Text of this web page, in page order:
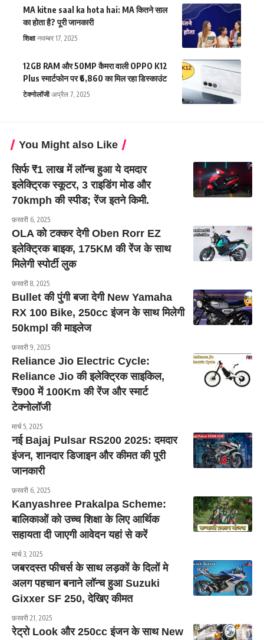
MA kitne saal ka hota hai: MA कितने साल
का होता है? पूरी जानकारी
शिक्षा नवम्बर 17, 2025
12GB RAM और 50MP कैमरा वाली OPPO K12
Plus स्मार्टफोन पर ₹6,860 का मिल रहा डिस्काउंट
टेक्नोलॉजी अप्रैल 7, 2025
You Might also Like
सिर्फ ₹1 लाख में लॉन्च हुआ ये दमदार
इलेक्ट्रिक स्कूटर, 3 राइडिंग मोड और
70kmph की स्पीड; रेंज इतने किमी.
फ़रवरी 6, 2025
OLA को टक्कर देगी Oben Rorr EZ
इलेक्ट्रिक बाइक, 175KM की रेंज के साथ
मिलेगी स्पोर्टी लुक
फ़रवरी 8, 2025
Bullet की पुंगी बजा देगी New Yamaha
RX 100 Bike, 250cc इंजन के साथ मिलेगी
50kmpl की माइलेज
फ़रवरी 9, 2025
Reliance Jio Electric Cycle:
Reliance Jio की इलेक्ट्रिक साइकिल,
₹900 में 100Km की रेंज और स्मार्ट
टेक्नोलॉजी
मार्च 5, 2025
नई Bajaj Pulsar RS200 2025: दमदार
इंजन, शानदार डिजाइन और कीमत की पूरी
जानकारी
फ़रवरी 6, 2025
Kanyashree Prakalpa Scheme:
बालिकाओं को उच्च शिक्षा के लिए आर्थिक
सहायता दी जाएगी आवेदन यहां से करें
मार्च 3, 2025
जबरदस्त फीचर्स के साथ लड़कों के दिलों मे
अलग पहचान बनाने लॉन्च हुआ Suzuki
Gixxer SF 250, देखिए कीमत
फ़रवरी 21, 2025
रेट्रो Look और 250cc इंजन के साथ New